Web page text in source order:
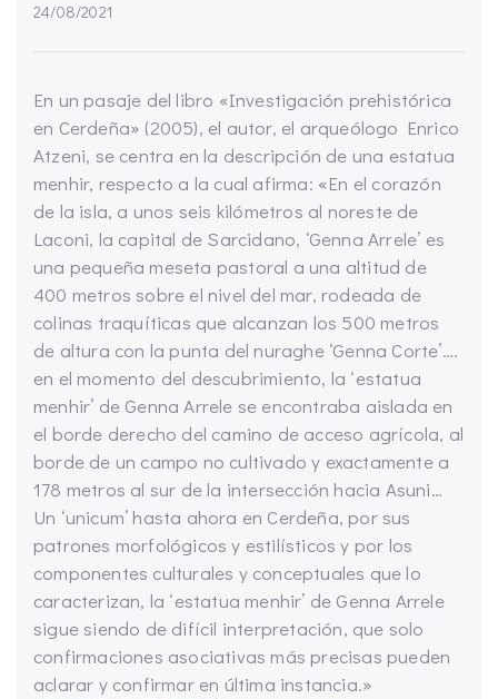
24/08/2021
En un pasaje del libro «Investigación prehistórica
en Cerdeña» (2005), el autor, el arqueólogo Enrico
Atzeni, se centra en la descripción de una estatua
menhir, respecto a la cual afirma: «En el corazón
de la isla, a unos seis kilómetros al noreste de
Laconi, la capital de Sarcidano, ‘Genna Arrele’ es
una pequeña meseta pastoral a una altitud de
400 metros sobre el nivel del mar, rodeada de
colinas traquíticas que alcanzan los 500 metros
de altura con la punta del nuraghe ‘Genna Corte’….
en el momento del descubrimiento, la ‘estatua
menhir’ de Genna Arrele se encontraba aislada en
el borde derecho del camino de acceso agrícola, al
borde de un campo no cultivado y exactamente a
178 metros al sur de la intersección hacia Asuni…
Un ‘unicum’ hasta ahora en Cerdeña, por sus
patrones morfológicos y estilísticos y por los
componentes culturales y conceptuales que lo
caracterizan, la ‘estatua menhir’ de Genna Arrele
sigue siendo de difícil interpretación, que solo
confirmaciones asociativas más precisas pueden
aclarar y confirmar en última instancia.»